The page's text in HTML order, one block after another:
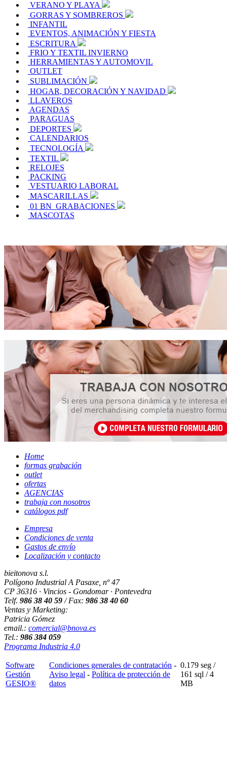
VERANO Y PLAYA
GORRAS Y SOMBREROS
INFANTIL
EVENTOS, ANIMACIÓN Y FIESTA
ESCRITURA
FRIO Y TEXTIL INVIERNO
HERRAMIENTAS Y AUTOMOVIL
OUTLET
SUBLIMACIÓN
HOGAR, DECORACIÓN Y NAVIDAD
LLAVEROS
AGENDAS
PARAGUAS
DEPORTES
CALENDARIOS
TECNOLOGÍA
TEXTIL
RELOJES
PACKING
VESTUARIO LABORAL
MASCARILLAS
01 BN_GRABACIONES
MASCOTAS
Home
formas grabación
outlet
ofertas
AGENCIAS
trabaja con nosotros
catálogos pdf
Empresa
Condiciones de venta
Gastos de envío
Localización y contacto
bieitonova s.l.
Polígono Industrial A Pasaxe, nº 47
CP 36316 · Vincios - Gondomar · Pontevedra
Telf. 986 38 40 59 / Fax: 986 38 40 60
Ventas y Marketing:
Patricia Gómez
email.: comercial@bnova.es
Tel.: 986 384 059
Programa Industria 4.0
Software
Gestión
GESIO®
Condiciones generales de contratación -
Aviso legal - Política de protección de
datos
0.179 seg /
161 sql / 4
MB